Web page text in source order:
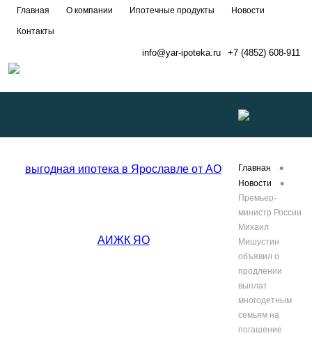
Главная О компании Ипотечные продукты Новости
Контакты
info@yar-ipoteka.ru +7 (4852) 608-911
меню
Главная •
Новости •
Премьер-
министр России
Михаил
Мишустин
объявил о
продлении
выплат
многодетным
семьям на
погашение